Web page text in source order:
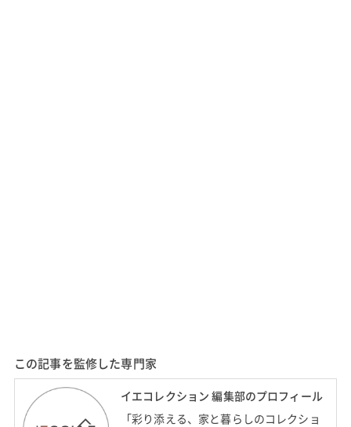
この記事を監修した専門家
イエコレクション 編集部のプロフィール
「彩り添える、家と暮らしのコレクショ